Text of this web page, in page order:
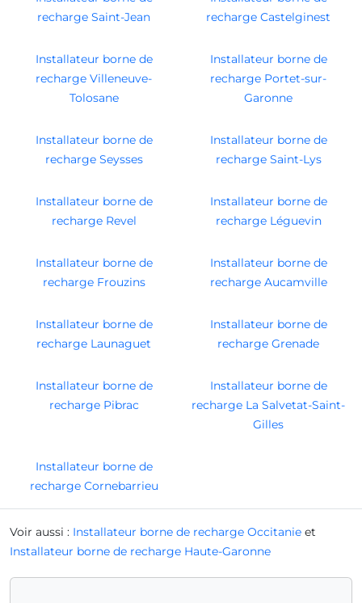
recharge Saint-Jean
recharge Castelginest
Installateur borne de
recharge Villeneuve-
Tolosane
Installateur borne de
recharge Portet-sur-
Garonne
Installateur borne de
recharge Seysses
Installateur borne de
recharge Saint-Lys
Installateur borne de
recharge Revel
Installateur borne de
recharge Léguevin
Installateur borne de
recharge Frouzins
Installateur borne de
recharge Aucamville
Installateur borne de
recharge Launaguet
Installateur borne de
recharge Grenade
Installateur borne de
recharge Pibrac
Installateur borne de
recharge La Salvetat-Saint-
Gilles
Installateur borne de
recharge Cornebarrieu
Voir aussi : Installateur borne de recharge Occitanie et
Installateur borne de recharge Haute-Garonne